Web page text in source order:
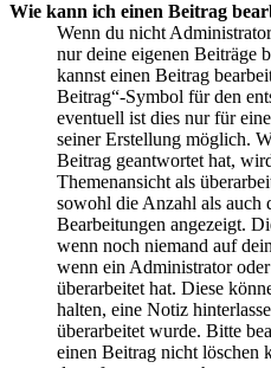
Wie kann ich einen Beitrag
Wenn du nicht
nur deine eigenen Beiträge
kannst einen Beitrag
Beitrag“-Symbol für den
eventuell ist dies nur für
seiner Erstellung möglich.
Beitrag geantwortet hat,
Themenansicht als
sowohl die Anzahl als auch
Bearbeitungen angezeigt.
wenn noch niemand auf
wenn ein Administrator
überarbeitet hat. Diese
halten, eine Notiz
überarbeitet wurde. Bitte
einen Beitrag nicht löschen